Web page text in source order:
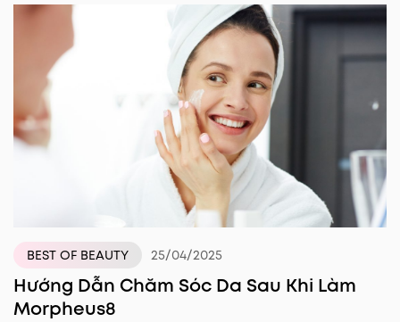
BEST OF BEAUTY 25/04/2025
Hướng Dẫn Chăm Sóc Da Sau Khi Làm
Morpheus8